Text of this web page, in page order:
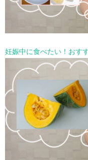
妊娠中に食べたい！おす